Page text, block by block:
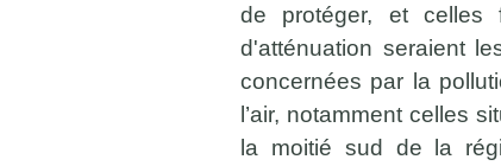
de protéger, et celles
d'atténuation seraient
concernées par la
l’air, notamment celles
la moitié sud de la